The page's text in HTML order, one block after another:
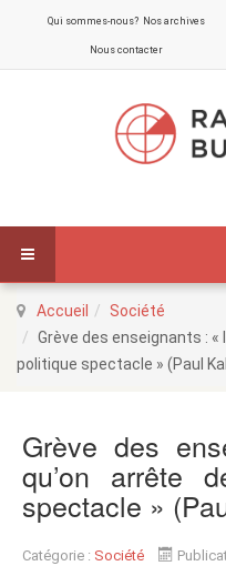
Qui sommes-nous? Nos archives
Nous contacter
Accueil
Société
Grève des enseignants : «
politique spectacle » (Paul
Grève des
qu’on arrête
spectacle »
Catégorie : Société